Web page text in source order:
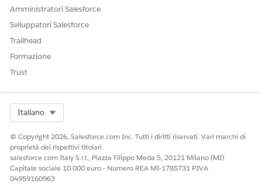
Amministratori Salesforce
Sviluppatori Salesforce
Trailhead
Formazione
Trust
Italiano
© Copyright 2026, Salesforce.com Inc. Tutti i diritti riservati. Vari marchi di
proprietà dei rispettivi titolari.
salesforce.com Italy S.r.l., Piazza Filippo Meda 5, 20121 Milano (MI)
Capitale sociale 10.000 euro - Numero REA MI-1785731 P.IVA
04959160963